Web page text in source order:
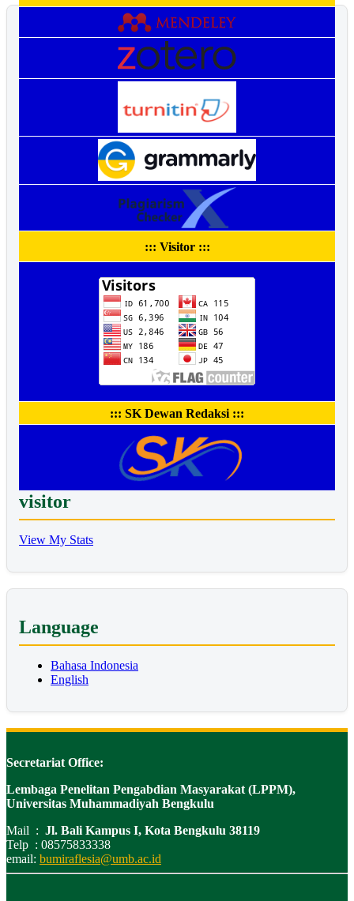
::: Visitor :::
::: SK Dewan Redaksi :::
visitor
View My Stats
Language
Bahasa Indonesia
English
Secretariat Office:
Lembaga Penelitan Pengabdian Masyarakat (LPPM),
Universitas Muhammadiyah Bengkulu
Mail : Jl. Bali Kampus I, Kota Bengkulu 38119
Telp : 08575833338
email: bumiraflesia@umb.ac.id